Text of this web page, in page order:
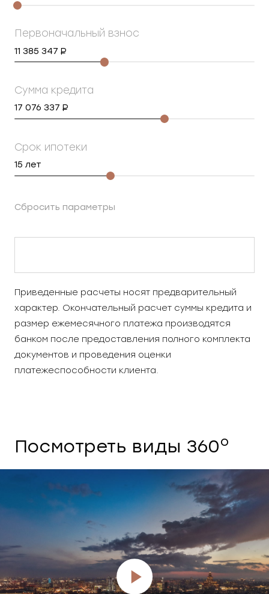
Первоначальный взнос
11 385 347
Сумма кредита
17 076 337
Срок ипотеки
15 лет
Сбросить параметры
Приведенные расчеты носят предварительный
характер. Окончательный расчет суммы кредита и
размер ежемесячного платежа производятся
банком после предоставления полного комплекта
документов и проведения оценки
платежеспособности клиента.
Посмотреть виды 360o